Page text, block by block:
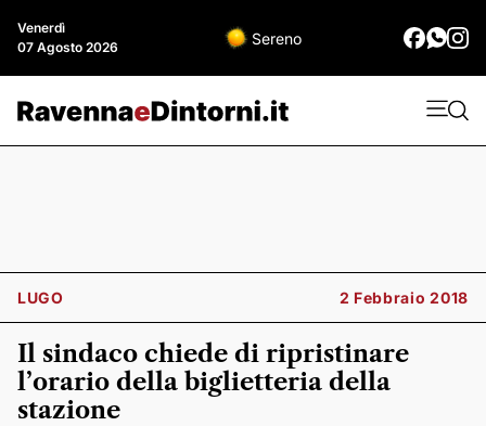
Venerdì
07 Agosto 2026
Sereno
LUGO 2 Febbraio 2018
Il sindaco chiede di ripristinare
l’orario della biglietteria della
stazione